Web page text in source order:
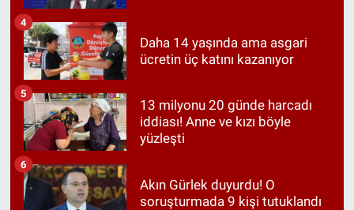
Daha 14 yaşında ama asgari
ücretin üç katını kazanıyor
4
13 milyonu 20 günde harcadı
iddiası! Anne ve kızı böyle
yüzleşti
5
Akın Gürlek duyurdu! O
soruşturmada 9 kişi tutuklandı
6